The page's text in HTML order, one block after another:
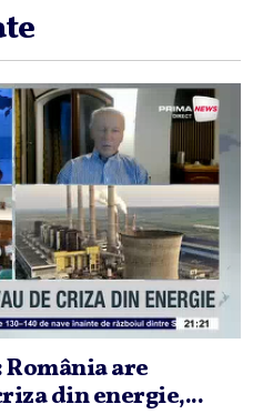
România are
din energie,...